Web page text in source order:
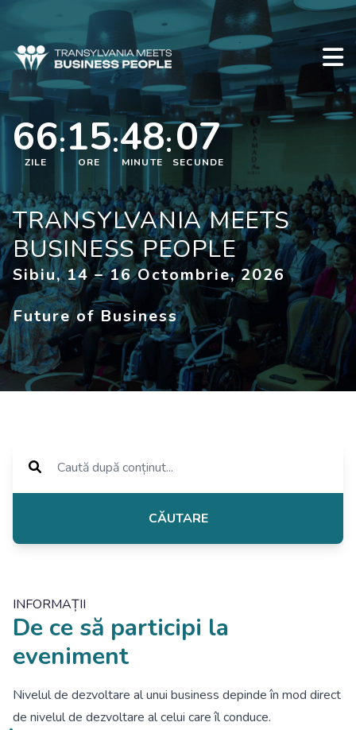
66
ZILE 15
ORE 48
MINUTE 06
SECUNDE
TRANSYLVANIA MEETS
BUSINESS PEOPLE
Sibiu, 14 – 16 Octombrie, 2026
Future of Business
CĂUTARE
INFORMAȚII
De ce să participi la
eveniment
Nivelul de dezvoltare al unui business depinde în mod direct
de nivelul de dezvoltare al celui care îl conduce.